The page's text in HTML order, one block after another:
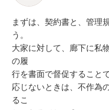
まずは、契約書と、管理
う。
大家に対して、廊下に私
の履
行を書面で督促すること
応じないときは、不作為
るこ